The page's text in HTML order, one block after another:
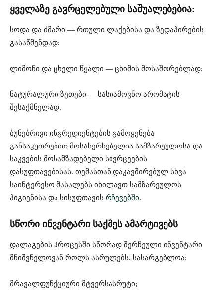
ყველაზე გავრცელებული საშუალებებია:
სოდა და ძმარი — რთული ლაქებისა და ზედაპირების
გასაწმენდად;
ლიმონი და ცხელი წყალი — ცხიმის მოსაშორებლად;
ნატურალური ზეთები — სასიამოვნო არომატის
შესაქმნელად.
ბუნებრივი ინგრედიენტების გამოყენება
განსაკუთრებით მოსახერხებელია სამზარეულოსა და
საკვების მოსამზადებელი სივრცეების
დასუფთავებისას. თემასთან დაკავშირებულ სხვა
საინტერესო მასალებს იხილავთ სამზარეულოს
ჰიგიენისა და სისუფთავის რჩევებში⁠.
სწორი ინვენტარი საქმეს ამარტივებს
დალაგების პროცესში სწორად შერჩეული ინვენტარი
მნიშვნელოვან როლს ასრულებს. სასარგებლოა:
მრავალფუნქციური მტვერსასრუტი;